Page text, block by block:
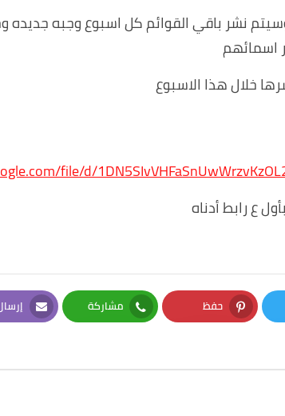
اسمائهم
خلال هذا الاسبوع
file/d/
ع رابط أدناه
حفظ
Pinterest
مشاركة
Whatsapp
Email